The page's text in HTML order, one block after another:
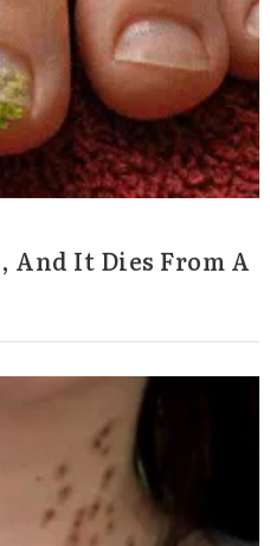
And It Dies From A